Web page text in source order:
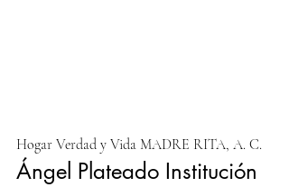
Hogar Verdad y Vida MADRE RITA, A. C.
Ángel Plateado Institución